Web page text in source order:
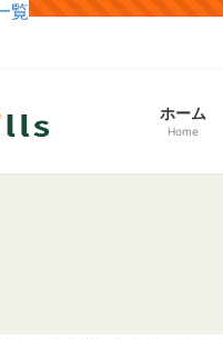
覧
ホーム
Home